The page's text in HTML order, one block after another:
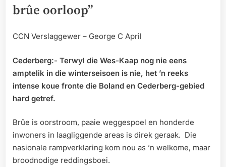
brûe oorloop”
CCN Verslaggewer – George C April
Cederberg:- Terwyl die Wes-Kaap nog nie eens
amptelik in die winterseisoen is nie, het ’n reeks
intense koue fronte die Boland en Cederberg-gebied
hard getref.
Brûe is oorstroom, paaie weggespoel en honderde
inwoners in laagliggende areas is direk geraak. Die
nasionale rampverklaring kom nou as ’n welkome, maar
broodnodige reddingsboei.